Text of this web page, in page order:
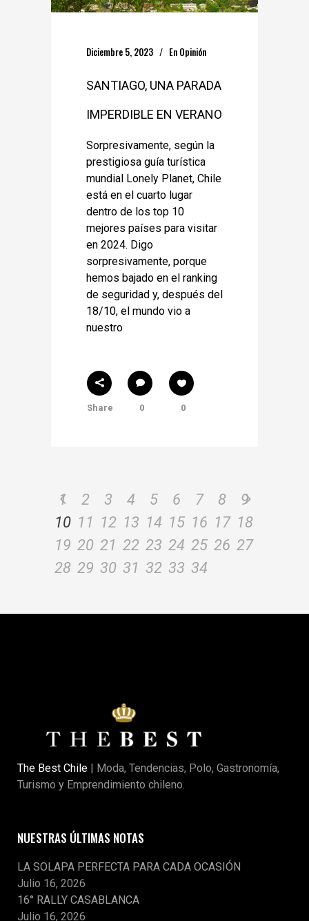
Diciembre 5, 2023 En Opinión
SANTIAGO, UNA PARADA
IMPERDIBLE EN VERANO
Sorpresivamente, según la
prestigiosa guía turística
mundial Lonely Planet, Chile
está en el cuarto lugar
dentro de los top 10
mejores países para visitar
en 2024. Digo
sorpresivamente, porque
hemos bajado en el ranking
de seguridad y, después del
18/10, el mundo vio a
nuestro
Share 0 0
1 2 3 4 5 6 7 8
9
10 11 12 13 14 15 16 17 18
19 20 21 22 23 24 25 26 27
28 29 30 31 32 33 34
The Best Chile | Moda, Tendencias, Polo, Gastronomía,
Turismo y Emprendimiento chileno.
NUESTRAS ÚLTIMAS NOTAS
LA SOLAPA PERFECTA PARA CADA OCASIÓN
Julio 16, 2026
16° RALLY CASABLANCA
Julio 16, 2026